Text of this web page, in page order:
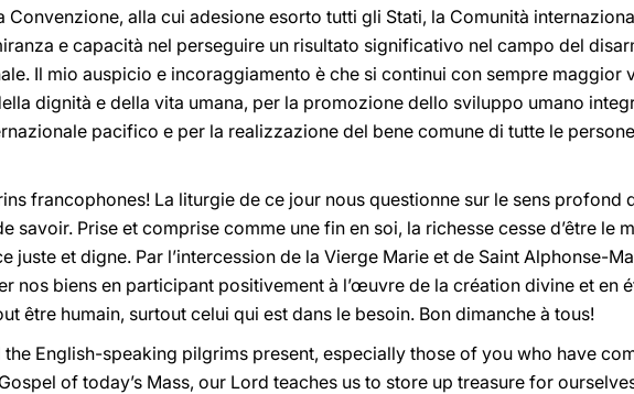
Convenzione, alla cui adesione esorto tutti gli Stati, la Comunità
e capacità nel perseguire un risultato significativo nel campo del
Il mio auspicio e incoraggiamento è che si continui con sempre maggior
dignità e della vita umana, per la promozione dello sviluppo umano
pacifico e per la realizzazione del bene comune di tutte le
francophones! La liturgie de ce jour nous questionne sur le sens profond
savoir. Prise et comprise comme une fin en soi, la richesse cesse d’être le
juste et digne. Par l’intercession de la Vierge Marie et de Saint Alphonse-
nos biens en participant positivement à l’œuvre de la création divine et en
être humain, surtout celui qui est dans le besoin. Bon dimanche à tous!
English-speaking pilgrims present, especially those of you who have
of today’s Mass, our Lord teaches us to store up treasure for